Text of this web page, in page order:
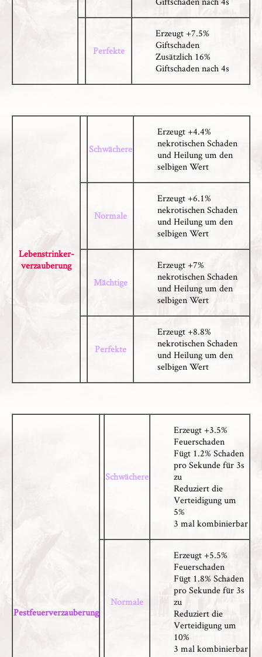
Perfekte
Erzeugt +7.5%
Giftschaden
Zusätzlich 16%
Giftschaden nach 4s
Lebenstrinker-
verzauberung
Schwächere
Erzeugt +4.4%
nekrotischen Schaden
und Heilung um den
selbigen Wert
Normale
Erzeugt +6.1%
nekrotischen Schaden
und Heilung um den
selbigen Wert
Mächtige
Erzeugt +7%
nekrotischen Schaden
und Heilung um den
selbigen Wert
Perfekte
Erzeugt +8.8%
nekrotischen Schaden
und Heilung um den
selbigen Wert
Pestfeuerverzauberung
Schwächere
Erzeugt +3.5%
Feuerschaden
Fügt 1.2% Schaden
pro Sekunde für 3s
zu
Reduziert die
Verteidigung um
5%
3 mal kombinierbar
Normale
Erzeugt +5.5%
Feuerschaden
Fügt 1.8% Schaden
pro Sekunde für 3s
zu
Reduziert die
Verteidigung um
10%
3 mal kombinierbar